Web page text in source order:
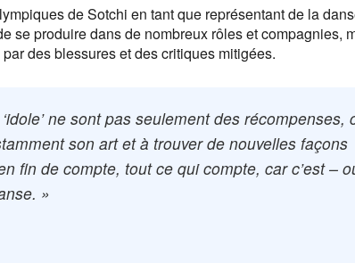
de Sotchi en tant que représentant de la
se produire dans de nombreux rôles et compagnies,
des blessures et des critiques mitigées.
ne sont pas seulement des récompenses,
son art et à trouver de nouvelles façons
fin de compte, tout ce qui compte, car c’est –
»